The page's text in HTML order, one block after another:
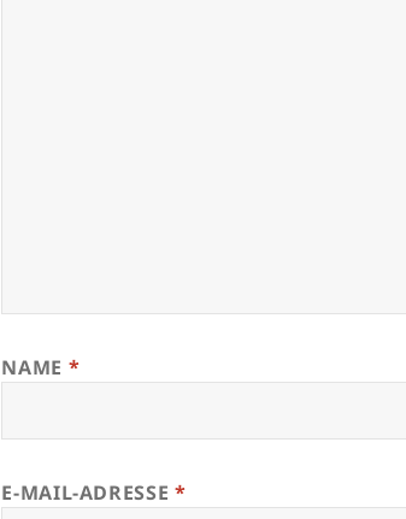
NAME *
E-MAIL-ADRESSE *